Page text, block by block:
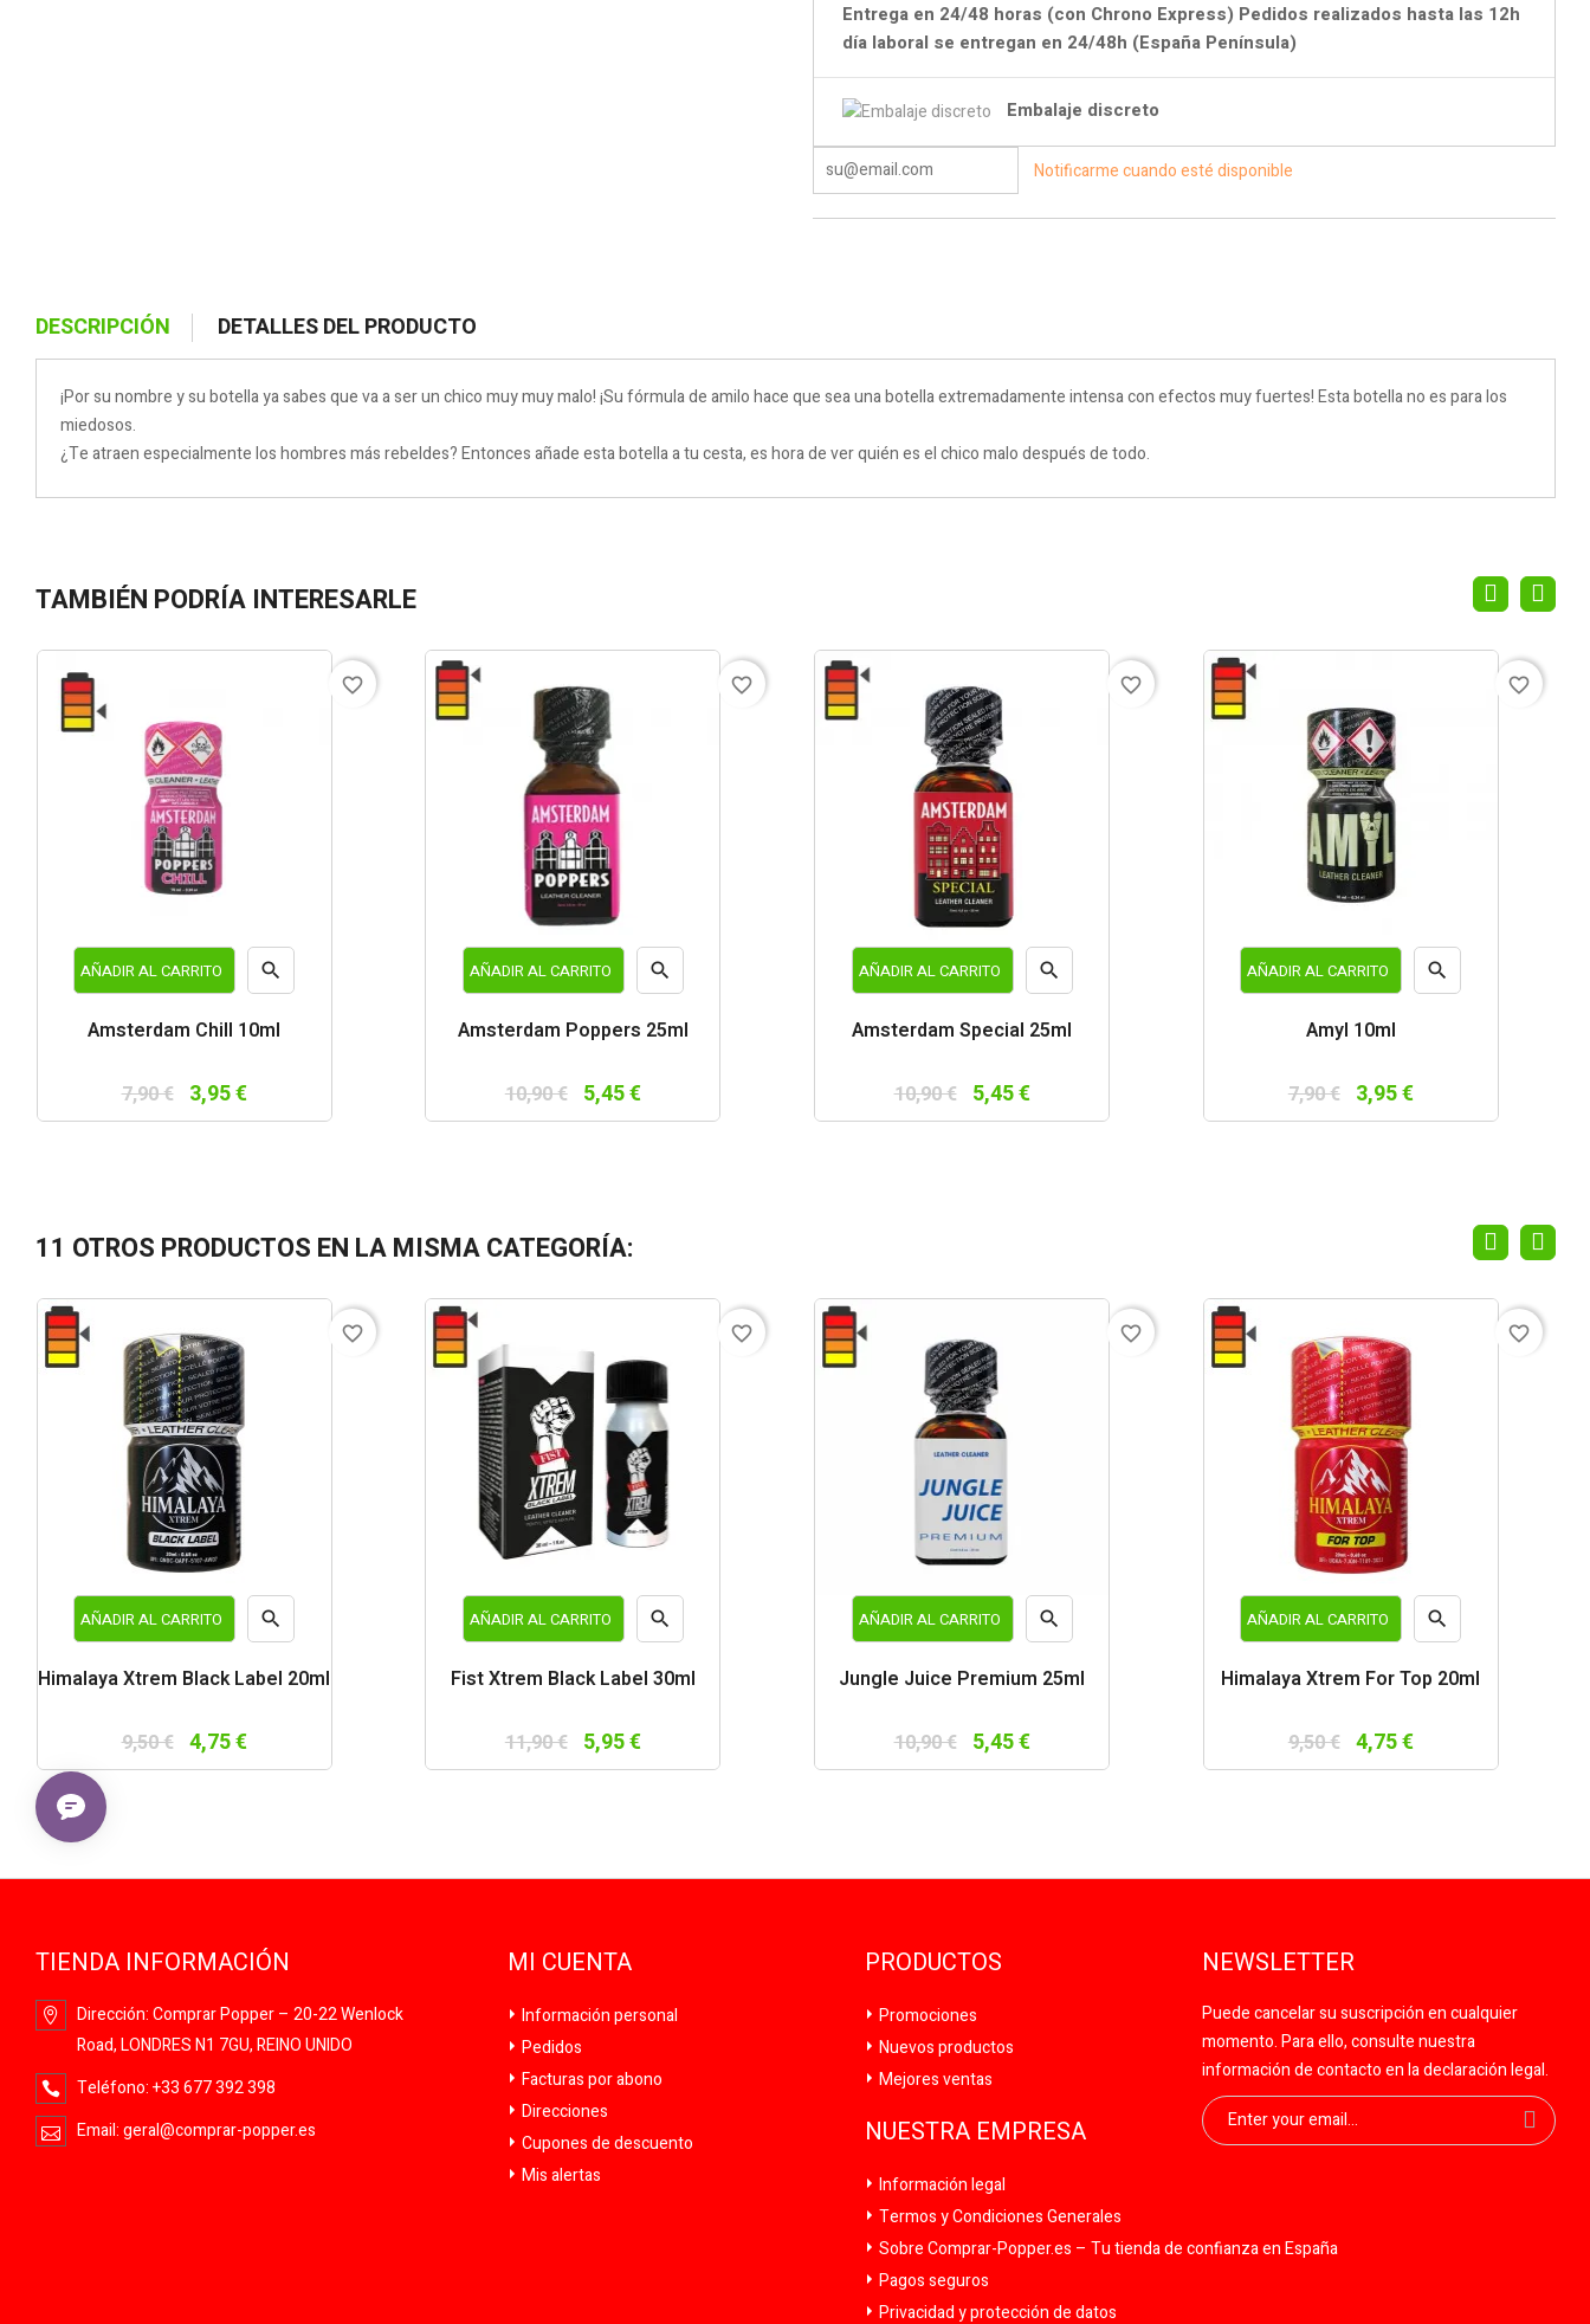
Entrega en 24/48 horas (con Chrono Express) Pedidos realizados hasta las 12h
día laboral se entregan en 24/48h (España Península)
Embalaje discreto
Notificarme cuando esté disponible
DESCRIPCIÓN DETALLES DEL PRODUCTO
¡Por su nombre y su botella ya sabes que va a ser un chico muy muy malo! ¡Su fórmula de amilo hace que sea una botella extremadamente intensa con efectos muy fuertes! Esta botella no es para los
miedosos.
¿Te atraen especialmente los hombres más rebeldes? Entonces añade esta botella a tu cesta, es hora de ver quién es el chico malo después de todo.
TAMBIÉN PODRÍA INTERESARLE
AÑADIR AL CARRITO 
Amsterdam Chill 10ml
7,90 € 3,95 €
favorite_border
AÑADIR AL CARRITO 
Amsterdam Poppers 25ml
10,90 € 5,45 €
favorite_border
AÑADIR AL CARRITO 
Amsterdam Special 25ml
10,90 € 5,45 €
favorite_border
AÑADIR AL CARRITO 
Amyl 10ml
7,90 € 3,95 €
favorite_border
11 OTROS PRODUCTOS EN LA MISMA CATEGORÍA:
AÑADIR AL CARRITO 
Himalaya Xtrem Black Label 20ml
9,50 € 4,75 €
favorite_border
AÑADIR AL CARRITO 
Fist Xtrem Black Label 30ml
11,90 € 5,95 €
favorite_border
AÑADIR AL CARRITO 
Jungle Juice Premium 25ml
10,90 € 5,45 €
favorite_border
AÑADIR AL CARRITO 
Himalaya Xtrem For Top 20ml
9,50 € 4,75 €
favorite_border
TIENDA INFORMACIÓN
Dirección:Comprar Popper – 20-22 Wenlock
Road, LONDRES N1 7GU, REINO UNIDO
Teléfono:+33 677 392 398
Email:geral@comprar-popper.es
MI CUENTA
Información personal
Pedidos
Facturas por abono
Direcciones
Cupones de descuento
Mis alertas
PRODUCTOS
Promociones
Nuevos productos
Mejores ventas
NUESTRA EMPRESA
Información legal
Termos y Condiciones Generales
Sobre Comprar-Popper.es – Tu tienda de confianza en España
Pagos seguros
Privacidad y protección de datos
NEWSLETTER
Puede cancelar su suscripción en cualquier
momento. Para ello, consulte nuestra
información de contacto en la declaración legal.